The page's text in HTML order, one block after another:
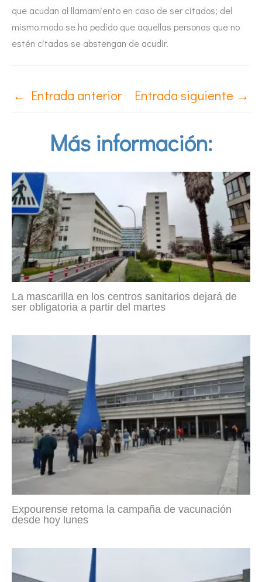
que acudan al llamamiento en caso de ser citados; del
mismo modo se ha pedido que aquellas personas que no
estén citadas se abstengan de acudir.
← Entrada anterior Entrada siguiente →
Más información:
La mascarilla en los centros sanitarios dejará de
ser obligatoria a partir del martes
Expourense retoma la campaña de vacunación
desde hoy lunes